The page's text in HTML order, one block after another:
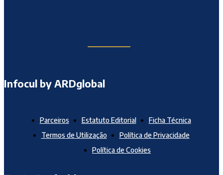
Infocul by ARDglobal
Parceiros Estatuto Editorial
Ficha Técnica
Termos de Utilização
Política de Privacidade
Política de Cookies